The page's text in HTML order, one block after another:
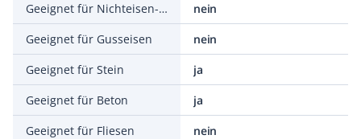
Geeignet für Nichteisen-Metalle
nein
Geeignet für Gusseisen
nein
Geeignet für Stein
ja
Geeignet für Beton
ja
Geeignet für Fliesen
nein